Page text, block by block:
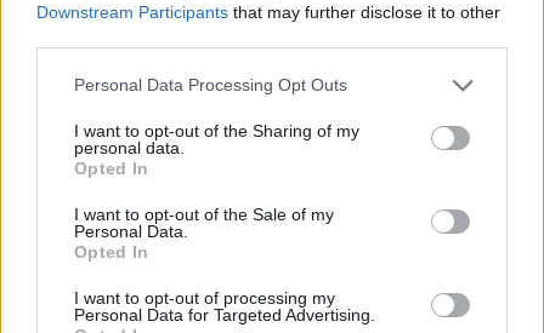
Downstream Participants that may further disclose it to other
Personal Data Processing Opt Outs
I want to opt-out of the Sharing of my
personal data.
Opted In
I want to opt-out of the Sale of my
Personal Data.
Opted In
I want to opt-out of processing my
Personal Data for Targeted Advertising.
Η «Αντιγόνη» του Σοφοκλή μέσα από τα μάτια της
Η «Αντιγόνη» του Σοφοκλή μέσα
από τα μάτια της Τεχνητής